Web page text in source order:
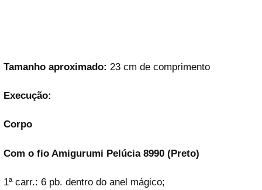
Tamanho aproximado: 23 cm de comprimento
Execução:
Corpo
Com o fio Amigurumi Pelúcia 8990 (Preto)
1ª carr.: 6 pb. dentro do anel mágico;